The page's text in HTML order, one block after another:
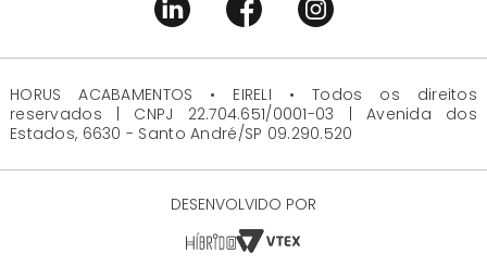
HORUS ACABAMENTOS • EIRELI • Todos os direitos
reservados | CNPJ 22.704.651/0001-03 | Avenida dos
Estados, 6630 - Santo André/SP 09.290.520
DESENVOLVIDO POR